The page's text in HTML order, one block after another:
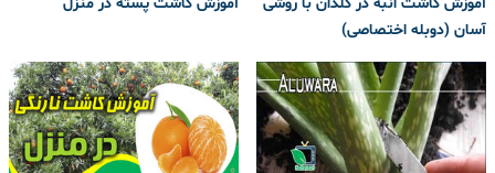
آسان (دوبله اختصاصی)